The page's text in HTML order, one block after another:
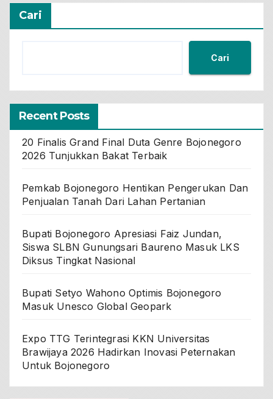
Cari
Cari
Recent Posts
20 Finalis Grand Final Duta Genre Bojonegoro
2026 Tunjukkan Bakat Terbaik
Pemkab Bojonegoro Hentikan Pengerukan Dan
Penjualan Tanah Dari Lahan Pertanian
Bupati Bojonegoro Apresiasi Faiz Jundan,
Siswa SLBN Gunungsari Baureno Masuk LKS
Diksus Tingkat Nasional
Bupati Setyo Wahono Optimis Bojonegoro
Masuk Unesco Global Geopark
Expo TTG Terintegrasi KKN Universitas
Brawijaya 2026 Hadirkan Inovasi Peternakan
Untuk Bojonegoro